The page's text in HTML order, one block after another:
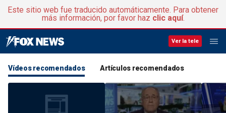
Este sitio web fue traducido automáticamente. Para obtener
más información, por favor haz clic aquí.
Ver la tele
Vídeos recomendados Artículos recomendados